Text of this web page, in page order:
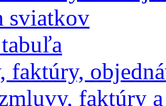
sviatkov
faktúry,
faktúry